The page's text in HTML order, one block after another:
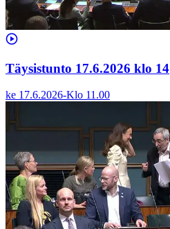
Täysistunto 17.6.2026 klo 14
ke 17.6.2026-Klo 11.00